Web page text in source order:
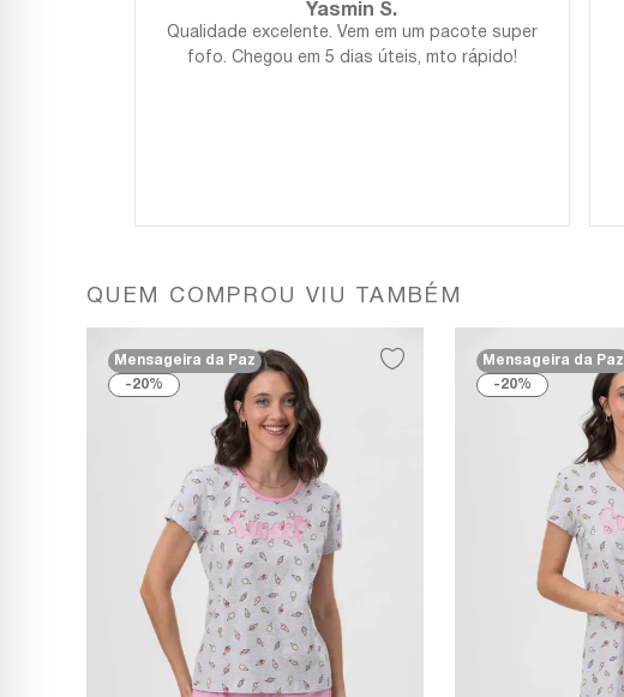
Yasmin S.
Qualidade excelente. Vem em um pacote super
fofo. Chegou em 5 dias úteis, mto rápido!
QUEM COMPROU VIU TAMBÉM
20%
Mensageira da Paz
20%
Mensageira da Paz